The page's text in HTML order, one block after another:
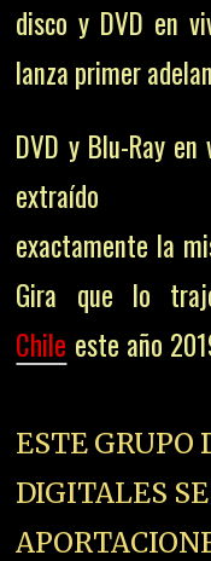
disco y DVD en
lanza primer
DVD y Blu-Ray en
extraído
exactamente la
Gira que lo
Chile este año
ESTE GRUPO
DIGITALES